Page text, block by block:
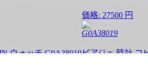
ッチ G0A38019
価格:27500 円
G0A38019
ピアジェ 時計 コピー